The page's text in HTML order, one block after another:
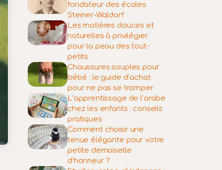
fondateur des écoles
Steiner-Waldorf
Les matières douces et
naturelles à privilégier
pour la peau des tout-
petits
Chaussures souples pour
bébé : le guide d’achat
pour ne pas se tromper
L’apprentissage de l’arabe
chez les enfants : conseils
pratiques
Comment choisir une
tenue élégante pour votre
petite demoiselle
d’honneur ?